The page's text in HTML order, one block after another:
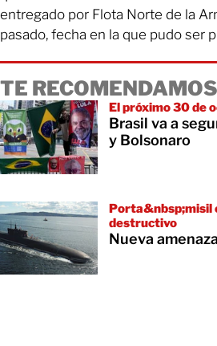
entregado por Flota Norte de la
pasado, fecha en la que pudo ser
TE
El próximo 30 de
Brasil va a
y Bolsonaro
Porta&nbsp;misil
destructivo
Nueva